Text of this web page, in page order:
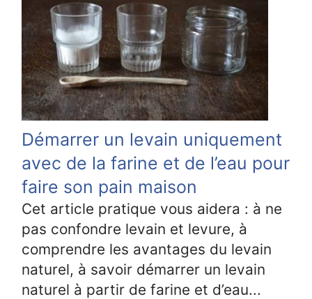
Démarrer un levain uniquement
avec de la farine et de l’eau pour
faire son pain maison
Cet article pratique vous aidera : à ne
pas confondre levain et levure, à
comprendre les avantages du levain
naturel, à savoir démarrer un levain
naturel à partir de farine et d’eau...